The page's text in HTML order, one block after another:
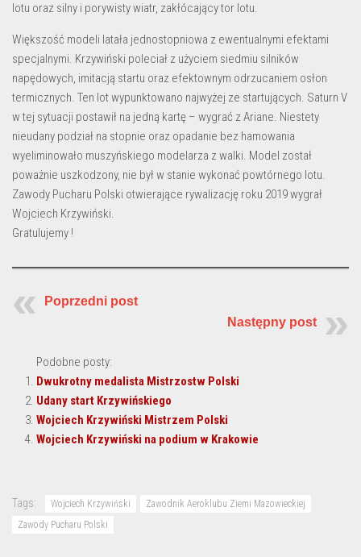
lotu oraz silny i porywisty wiatr, zakłócający tor lotu.
Większość modeli latała jednostopniowa z ewentualnymi efektami
specjalnymi. Krzywiński poleciał z użyciem siedmiu silników
napędowych, imitacją startu oraz efektownym odrzucaniem osłon
termicznych. Ten lot wypunktowano najwyżej ze startujących. Saturn V
w tej sytuacji postawił na jedną kartę – wygrać z Ariane. Niestety
nieudany podział na stopnie oraz opadanie bez hamowania
wyeliminowało muszyńskiego modelarza z walki. Model został
poważnie uszkodzony, nie był w stanie wykonać powtórnego lotu.
Zawody Pucharu Polski otwierające rywalizację roku 2019 wygrał
Wojciech Krzywiński.
Gratulujemy !
Poprzedni post
Następny post
Podobne posty:
Dwukrotny medalista Mistrzostw Polski
Udany start Krzywińskiego
Wojciech Krzywiński Mistrzem Polski
Wojciech Krzywiński na podium w Krakowie
Tags: Wojciech Krzywiński
Zawodnik Aeroklubu Ziemi Mazowieckiej
Zawody Pucharu Polski